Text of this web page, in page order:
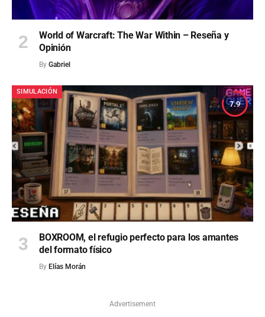
World of Warcraft: The War Within – Reseña y
Opinión
By Gabriel
7.9
SIMULACIÓN
BOXROOM, el refugio perfecto para los amantes
del formato físico
By Elías Morán
Advertisement